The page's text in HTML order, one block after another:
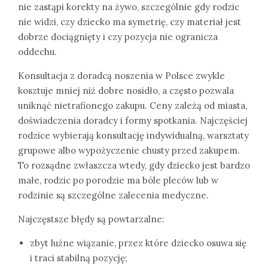
nie zastąpi korekty na żywo, szczególnie gdy rodzic
nie widzi, czy dziecko ma symetrię, czy materiał jest
dobrze dociągnięty i czy pozycja nie ogranicza
oddechu.
Konsultacja z doradcą noszenia w Polsce zwykle
kosztuje mniej niż dobre nosidło, a często pozwala
uniknąć nietrafionego zakupu. Ceny zależą od miasta,
doświadczenia doradcy i formy spotkania. Najczęściej
rodzice wybierają konsultację indywidualną, warsztaty
grupowe albo wypożyczenie chusty przed zakupem.
To rozsądne zwłaszcza wtedy, gdy dziecko jest bardzo
małe, rodzic po porodzie ma bóle pleców lub w
rodzinie są szczególne zalecenia medyczne.
Najczęstsze błędy są powtarzalne:
zbyt luźne wiązanie, przez które dziecko osuwa się
i traci stabilną pozycję;